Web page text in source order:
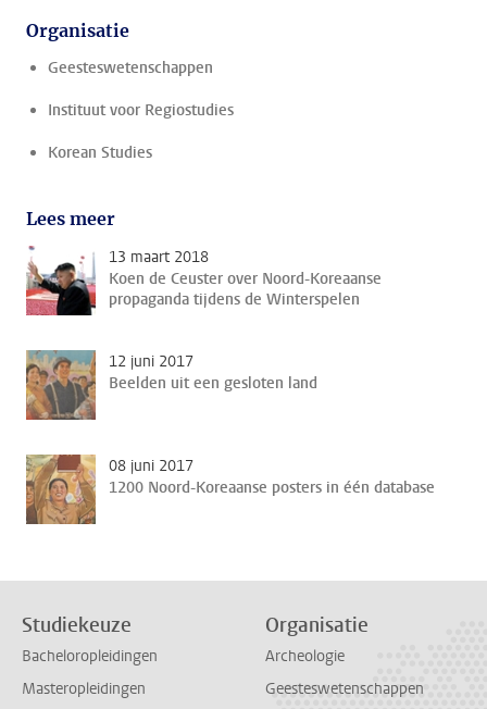
Organisatie
Geesteswetenschappen
Instituut voor Regiostudies
Korean Studies
Lees meer
13 maart 2018
Koen de Ceuster over Noord-Koreaanse
propaganda tijdens de Winterspelen
12 juni 2017
Beelden uit een gesloten land
08 juni 2017
1200 Noord-Koreaanse posters in één database
Studiekeuze
Bacheloropleidingen
Masteropleidingen
Organisatie
Archeologie
Geesteswetenschappen